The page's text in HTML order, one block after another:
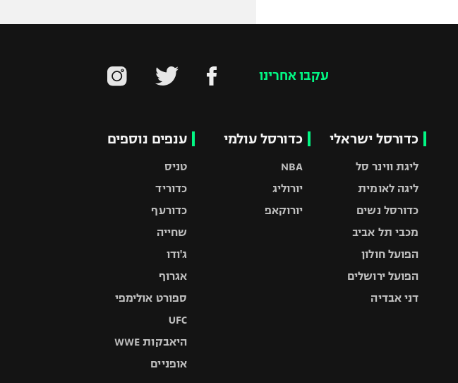
עקבו אחרינו
כדורסל ישראלי
ליגת ווינר סל
ליגה לאומית
כדורסל נשים
מכבי תל אביב
הפועל חולון
הפועל ירושלים
דני אבדיה
כדורסל עולמי
NBA
יורוליג
יורוקאפ
ענפים נוספים
טניס
כדוריד
כדורעף
שחייה
ג'ודו
אגרוף
ספורט אולימפי
UFC
היאבקות WWE
אופניים